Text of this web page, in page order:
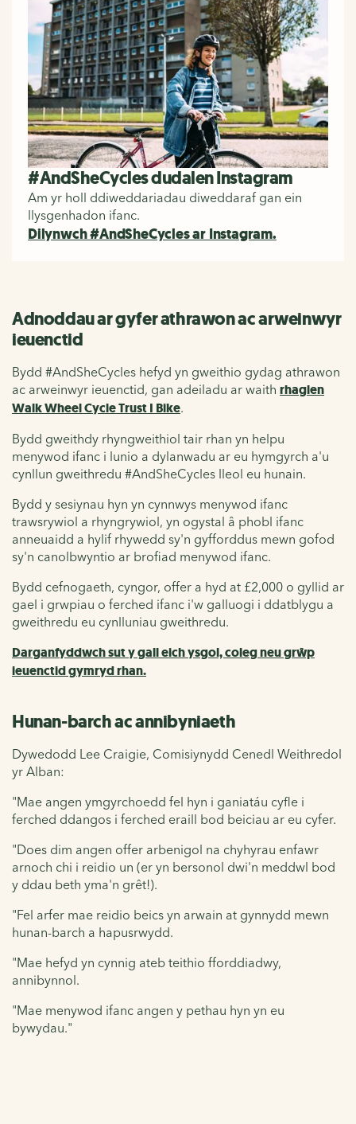
#AndSheCycles dudalen Instagram
Am yr holl ddiweddariadau diweddaraf gan ein
llysgenhadon ifanc.
Dilynwch #AndSheCycles ar Instagram.
Adnoddau ar gyfer athrawon ac arweinwyr
ieuenctid
Bydd #AndSheCycles hefyd yn gweithio gydag athrawon
ac arweinwyr ieuenctid, gan adeiladu ar waith rhaglen
Walk Wheel Cycle Trust I Bike.
Bydd gweithdy rhyngweithiol tair rhan yn helpu
menywod ifanc i lunio a dylanwadu ar eu hymgyrch a'u
cynllun gweithredu #AndSheCycles lleol eu hunain.
Bydd y sesiynau hyn yn cynnwys menywod ifanc
trawsrywiol a rhyngrywiol, yn ogystal â phobl ifanc
anneuaidd a hylif rhywedd sy'n gyfforddus mewn gofod
sy'n canolbwyntio ar brofiad menywod ifanc.
Bydd cefnogaeth, cyngor, offer a hyd at £2,000 o gyllid ar
gael i grwpiau o ferched ifanc i'w galluogi i ddatblygu a
gweithredu eu cynlluniau gweithredu.
Darganfyddwch sut y gall eich ysgol, coleg neu grŵp
ieuenctid gymryd rhan.
Hunan-barch ac annibyniaeth
Dywedodd Lee Craigie, Comisiynydd Cenedl Weithredol
yr Alban:
"Mae angen ymgyrchoedd fel hyn i ganiatáu cyfle i
ferched ddangos i ferched eraill bod beiciau ar eu cyfer.
"Does dim angen offer arbenigol na chyhyrau enfawr
arnoch chi i reidio un (er yn bersonol dwi'n meddwl bod
y ddau beth yma'n grêt!).
"Fel arfer mae reidio beics yn arwain at gynnydd mewn
hunan-barch a hapusrwydd.
"Mae hefyd yn cynnig ateb teithio fforddiadwy,
annibynnol.
"Mae menywod ifanc angen y pethau hyn yn eu
bywydau."